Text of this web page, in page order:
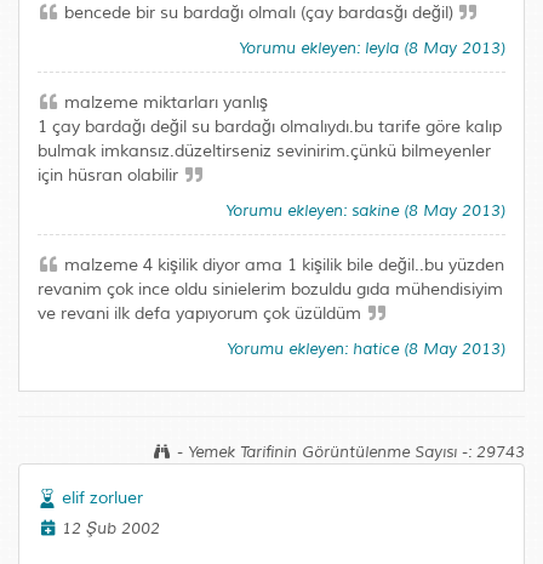
bencede bir su bardağı olmalı (çay bardasğı değil)
Yorumu ekleyen: leyla (8 May 2013)
malzeme miktarları yanlış
1 çay bardağı değil su bardağı olmalıydı.bu tarife göre kalıp
bulmak imkansız.düzeltirseniz sevinirim.çünkü bilmeyenler
için hüsran olabilir
Yorumu ekleyen: sakine (8 May 2013)
malzeme 4 kişilik diyor ama 1 kişilik bile değil..bu yüzden
revanim çok ince oldu sinielerim bozuldu gıda mühendisiyim
ve revani ilk defa yapıyorum çok üzüldüm
Yorumu ekleyen: hatice (8 May 2013)
- Yemek Tarifinin Görüntülenme Sayısı -: 29743
elif zorluer
12 Şub 2002